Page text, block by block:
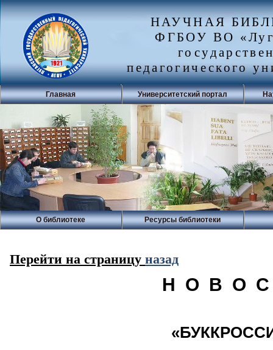
НАУЧНАЯ
ФГБОУ ВО
педагогического
Главная Университетский портал
О библиотеке Ресурсы библиотеки
Перейти на страницу назад
Н О В О